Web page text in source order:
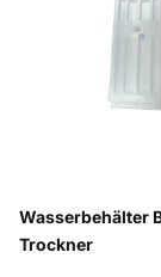
Wasserbehälter
Trockner